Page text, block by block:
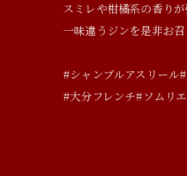
スミレや柑橘系の香り
一味違うジンを是非お召
#シャンブルアスリール
#大分フレンチ#ソムリ